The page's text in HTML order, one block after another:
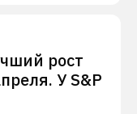
рост
У S&P